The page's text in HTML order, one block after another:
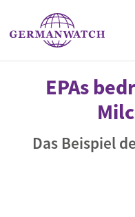
Direkt zum Inhalt
Stichwortsuche
EPAs
Das Beispiel